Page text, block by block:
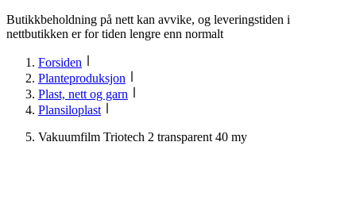
Butikkbeholdning på nett kan avvike, og leveringstiden i
nettbutikken er for tiden lengre enn normalt
Forsiden
Planteproduksjon
Plast, nett og garn
Plansiloplast
Vakuumfilm Triotech 2 transparent 40 my